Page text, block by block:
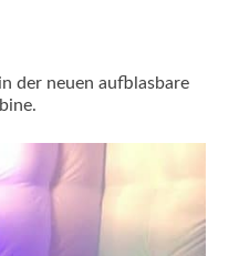
der neuen aufblasbare